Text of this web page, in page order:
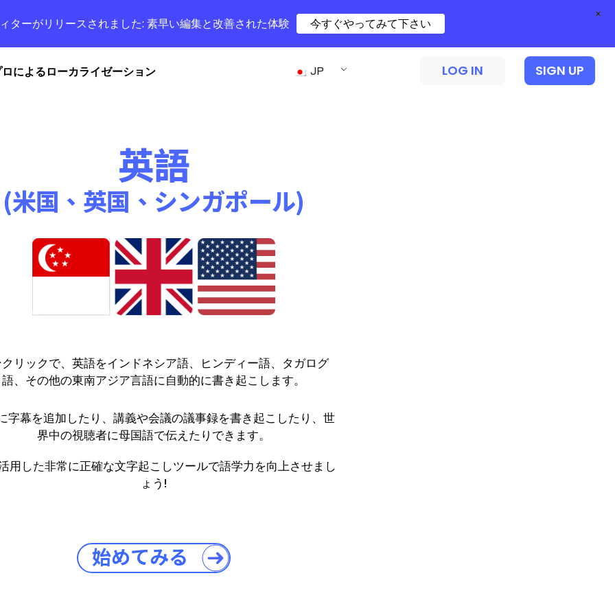
ロによるローカライゼーション JP LOG IN SIGN UP
英語
(米国、英国、シンガポール)
クリックで、英語をインドネシア語、ヒンディー語、タガログ
語、その他の東南アジア言語に自動的に書き起こします。
字幕を追加したり、講義や会議の議事録を書き起こしたり、世
界中の視聴者に母国語で伝えたりできます。
用した非常に正確な文字起こしツールで語学力を向上させまし
ょう!
始めてみる
ターがリリースされました: 素早い編集と改善された体験 今すぐやってみて下さい
×